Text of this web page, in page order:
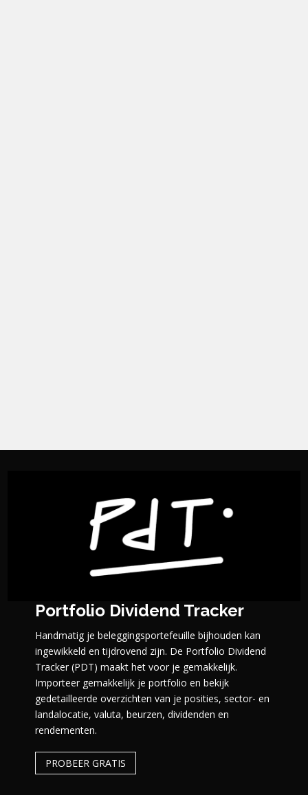
Portfolio Dividend Tracker
Handmatig je beleggingsportefeuille bijhouden kan
ingewikkeld en tijdrovend zijn. De Portfolio Dividend
Tracker (PDT) maakt het voor je gemakkelijk.
Importeer gemakkelijk je portfolio en bekijk
gedetailleerde overzichten van je posities, sector- en
landalocatie, valuta, beurzen, dividenden en
rendementen.
PROBEER GRATIS